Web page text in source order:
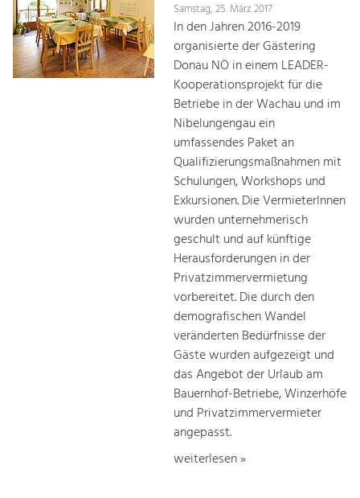
Samstag, 25. März 2017
In den Jahren 2016-2019
organisierte der Gästering
Donau NÖ in einem LEADER-
Kooperationsprojekt für die
Betriebe in der Wachau und im
Nibelungengau ein
umfassendes Paket an
Qualifizierungsmaßnahmen mit
Schulungen, Workshops und
Exkursionen. Die VermieterInnen
wurden unternehmerisch
geschult und auf künftige
Herausforderungen in der
Privatzimmervermietung
vorbereitet. Die durch den
demografischen Wandel
veränderten Bedürfnisse der
Gäste wurden aufgezeigt und
das Angebot der Urlaub am
Bauernhof-Betriebe, Winzerhöfe
und Privatzimmervermieter
angepasst.
weiterlesen »